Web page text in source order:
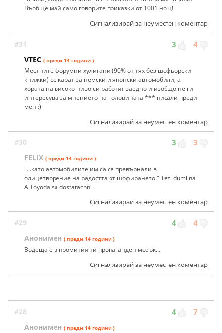
Въобще май само говорите приказки от 1001 нощ!
Сигнализирай за неуместен коментар
#31 3 4
VTEC ( преди 14 години )
Местните форумни хулигани (90% от тях без шофьорски
книжки) се карат за немски и японски автомобили, а
хората на високо ниво си работят заедно и изобщо не ги
интересува за мнението на половината *** писали преди
мен :)
Сигнализирай за неуместен коментар
#30 3 3
FELIX ( преди 14 години )
"...като автомобилите им са се превърнали в
олицетворение на радостта от шофирането." Tezi dumi na
A.Toyoda sa dostatachni .
Сигнализирай за неуместен коментар
#29 4 4
Анонимен ( преди 14 години )
Водеща е в промития ти пропаганден мозък...
Сигнализирай за неуместен коментар
#28 4 7
Анонимен ( преди 14 години )